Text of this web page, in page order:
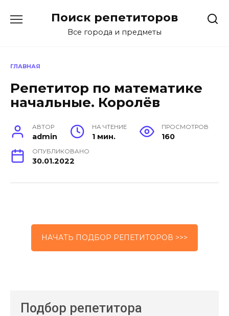
Поиск репетиторов
Все города и предметы
ГЛАВНАЯ
Репетитор по математике
начальные. Королёв
АВТОР
admin
НА ЧТЕНИЕ
1 мин.
ПРОСМОТРОВ
160
ОПУБЛИКОВАНО
30.01.2022
НАЧАТЬ ПОДБОР РЕПЕТИТОРОВ >>>
Подбор репетитора